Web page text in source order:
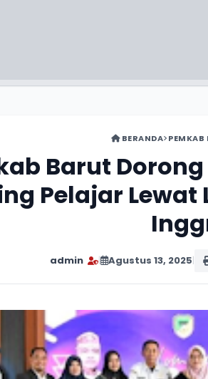
BERANDA
Barut
Pelajar
admin | Agustus 13, 2025